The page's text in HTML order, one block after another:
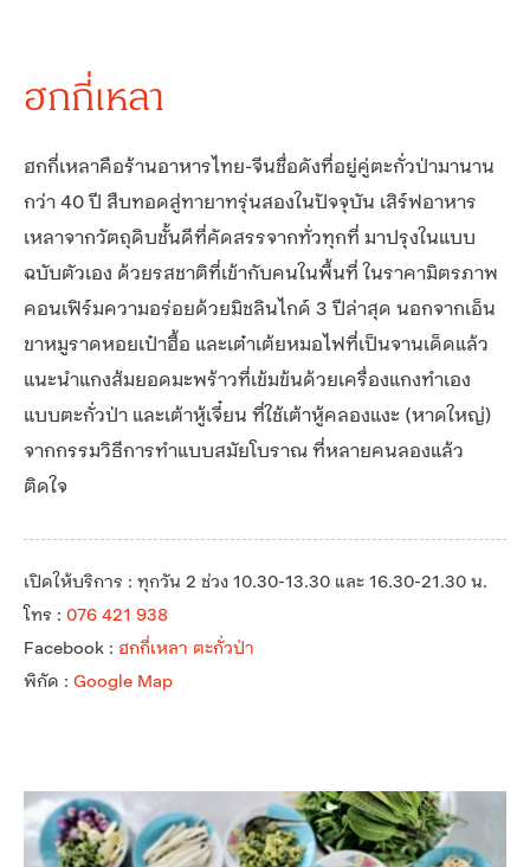
ฮกกี่เหลา
ฮกกี่เหลาคือร้านอาหารไทย-จีนชื่อดังที่อยู่คู่ตะกั่วป่ามานาน
กว่า 40 ปี สืบทอดสู่ทายาทรุ่นสองในปัจจุบัน เสิร์ฟอาหาร
เหลาจากวัตถุดิบชั้นดีที่คัดสรรจากทั่วทุกที่ มาปรุงในแบบ
ฉบับตัวเอง ด้วยรสชาติที่เข้ากับคนในพื้นที่ ในราคามิตรภาพ
คอนเฟิร์มความอร่อยด้วยมิชลินไกด์ 3 ปีล่าสุด นอกจากเอ็น
ขาหมูราดหอยเป๋าฮื้อ และเต๋าเต้ยหมอไฟที่เป็นจานเด็ดแล้ว
แนะนำแกงส้มยอดมะพร้าวที่เข้มข้นด้วยเครื่องแกงทำเอง
แบบตะกั่วป่า และเต้าหู้เจี๋ยน ที่ใช้เต้าหู้คลองแงะ (หาดใหญ่)
จากกรรมวิธีการทำแบบสมัยโบราณ ที่หลายคนลองแล้ว
ติดใจ
เปิดให้บริการ : ทุกวัน 2 ช่วง 10.30-13.30 และ 16.30-21.30 น.
โทร : 076 421 938
Facebook : ฮกกี่เหลา ตะกั่วป่า
พิกัด : Google Map